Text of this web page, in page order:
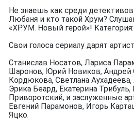
Не знаешь как среди
Любаня и кто такой Хрум?
«ХРУМ. Новый герой»!
Свои голоса сериалу дарят
Станислав Носатов, Лариса
Шаронов, Юрий Новиков, Андрей
Кордюкова, Светлана Аухадеева,
Эрика Беард, Екатерина Трибуль,
Приворотский, и заслуженные
Евгений Парамонов, Игорь
Яцко.